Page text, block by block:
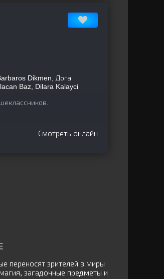
переносят зрителей в миры
загадочные предметы и
Dikmen, Дога
Baz, Dilara Kalayci
Смотреть онлайн